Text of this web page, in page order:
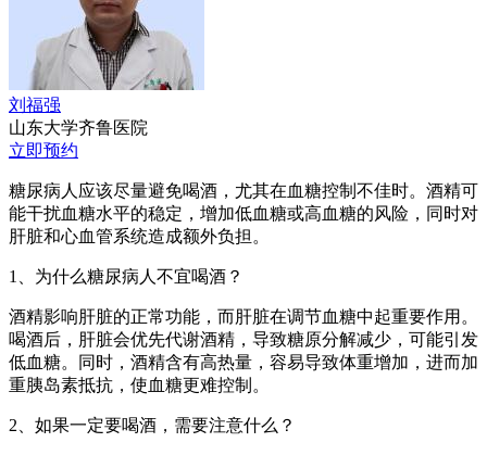
刘福强
山东大学齐鲁医院
立即预约
糖尿病人应该尽量避免喝酒，尤其在血糖控制不佳时。酒精可
能干扰血糖水平的稳定，增加低血糖或高血糖的风险，同时对
肝脏和心血管系统造成额外负担。
1、为什么糖尿病人不宜喝酒？
酒精影响肝脏的正常功能，而肝脏在调节血糖中起重要作用。
喝酒后，肝脏会优先代谢酒精，导致糖原分解减少，可能引发
低血糖。同时，酒精含有高热量，容易导致体重增加，进而加
重胰岛素抵抗，使血糖更难控制。
2、如果一定要喝酒，需要注意什么？